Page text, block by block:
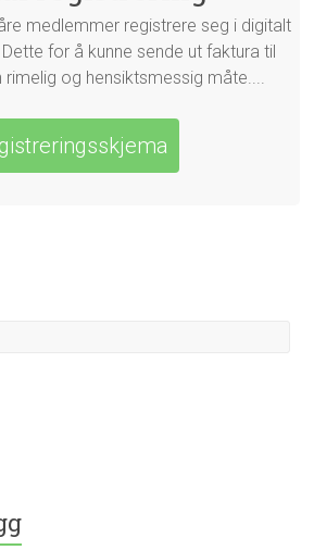
medlemmer registrere seg i digitalt
for å kunne sende ut faktura til
rimelig og hensiktsmessig måte....